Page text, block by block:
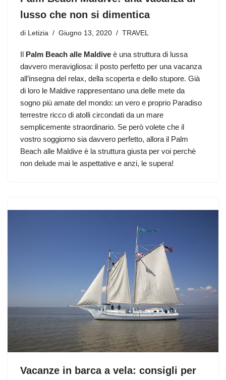
lusso che non si dimentica
di Letizia Giugno 13, 2020 TRAVEL
Il Palm Beach alle Maldive è una struttura di lussa
davvero meravigliosa: il posto perfetto per una vacanza
all’insegna del relax, della scoperta e dello stupore. Già
di loro le Maldive rappresentano una delle mete da
sogno più amate del mondo: un vero e proprio Paradiso
terrestre ricco di atolli circondati da un mare
semplicemente straordinario. Se però volete che il
vostro soggiorno sia davvero perfetto, allora il Palm
Beach alle Maldive è la struttura giusta per voi perchè
non delude mai le aspettative e anzi, le supera!
Vacanze in barca a vela: consigli per